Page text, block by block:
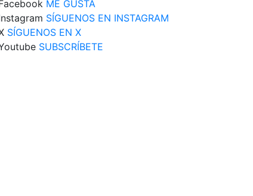
ME GUSTA
SÍGUENOS EN INSTAGRAM
SÍGUENOS EN X
SUBSCRÍBETE